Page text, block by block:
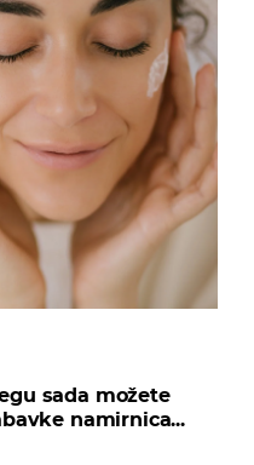
sada možete
namirnica...